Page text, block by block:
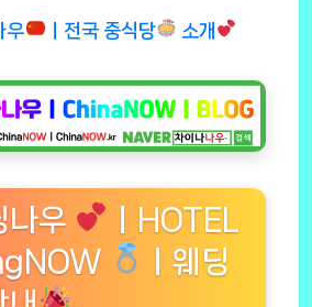
우 ㅣ전국 중식당 소개
나우
ㅣHOTEL
ㅣ웨딩